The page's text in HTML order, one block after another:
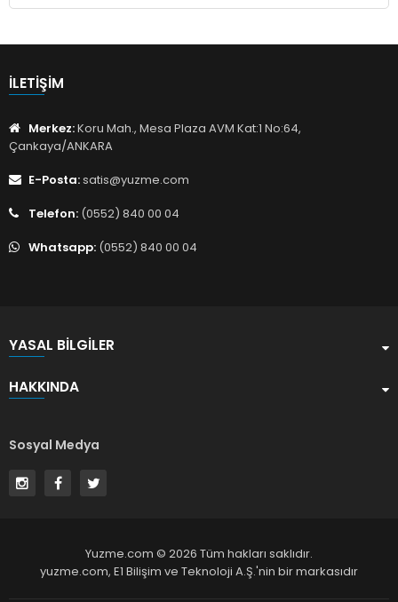
İLETIŞIM
Merkez:Koru Mah., Mesa Plaza AVM Kat:1 No:64,
Çankaya/ANKARA
E-Posta:satis@yuzme.com
Telefon: (0552) 840 00 04
Whatsapp: (0552) 840 00 04
YASAL BILGILER
HAKKINDA
Sosyal Medya
Yuzme.com © 2026 Tüm hakları saklıdır.
yuzme.com, E1 Bilişim ve Teknoloji A.Ş.'nin bir markasıdır